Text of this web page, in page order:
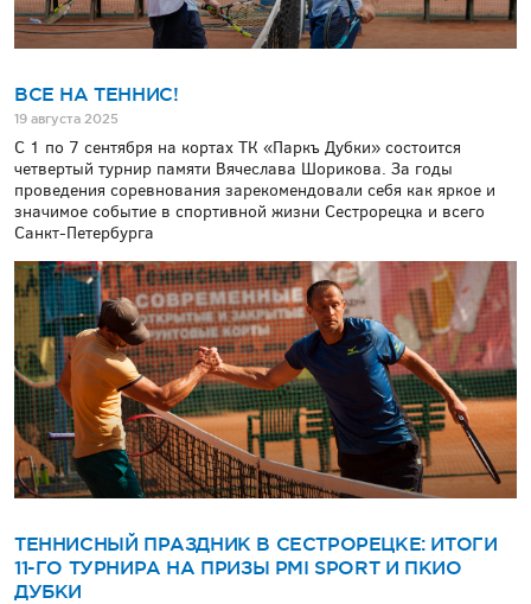
ВСЕ НА ТЕННИС!
19 августа 2025
С 1 по 7 сентября на кортах ТК «Паркъ Дубки» состоится
четвертый турнир памяти Вячеслава Шорикова. За годы
проведения соревнования зарекомендовали себя как яркое и
значимое событие в спортивной жизни Сестрорецка и всего
Санкт-Петербурга
ТЕННИСНЫЙ ПРАЗДНИК В СЕСТРОРЕЦКЕ: ИТОГИ
11-ГО ТУРНИРА НА ПРИЗЫ PMI SPORT И ПКИО
ДУБКИ